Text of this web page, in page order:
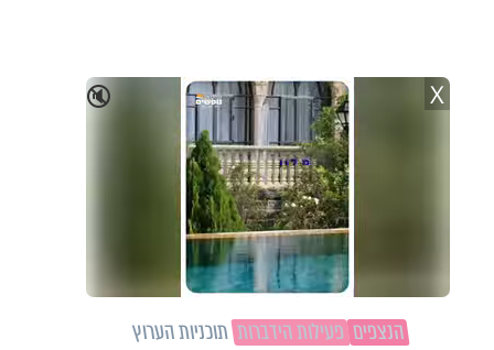
🔇 X
הנצפיםפעילות הידברותתוכניות הערוץ